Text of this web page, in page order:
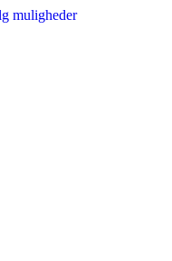
oprindelige
pris
mulighederDette